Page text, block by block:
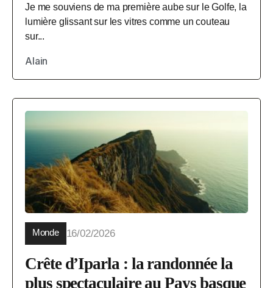
Je me souviens de ma première aube sur le Golfe, la
lumière glissant sur les vitres comme un couteau
sur...
Alain
Monde 16/02/2026
Crête d’Iparla : la randonnée la
plus spectaculaire au Pays basque